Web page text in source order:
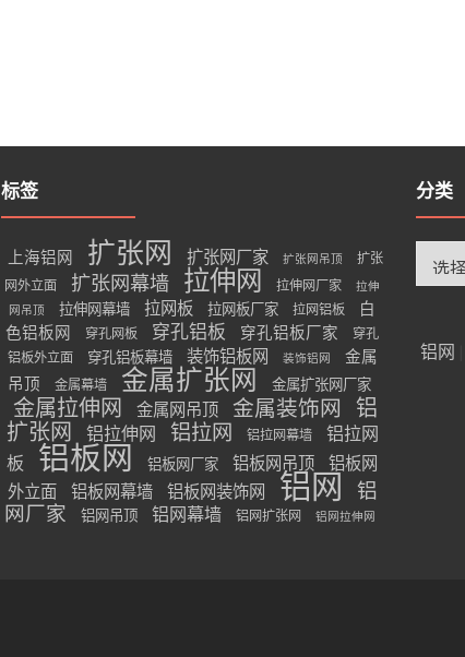
标签
上海铝网 扩张网 扩张网厂家 扩张网吊顶
扩张
网外立面
扩张网幕墙 拉伸网 拉伸网厂家
拉伸
网吊顶
拉伸网幕墙 拉网板 拉网板厂家 拉网铝板
白
色铝板网
穿孔网板 穿孔铝板 穿孔铝板厂家
穿孔
铝板外立面
穿孔铝板幕墙 装饰铝板网 装饰铝网
金属
吊顶
金属幕墙 金属扩张网 金属扩张网厂家
金属拉伸网 金属网吊顶 金属装饰网
铝
扩张网
铝拉伸网 铝拉网 铝拉网幕墙
铝拉网
板
铝板网 铝板网厂家 铝板网吊顶
铝板网
外立面
铝板网幕墙 铝板网装饰网 铝网
铝
网厂家
铝网吊顶 铝网幕墙 铝网扩张网 铝网拉伸网
分类
铝网